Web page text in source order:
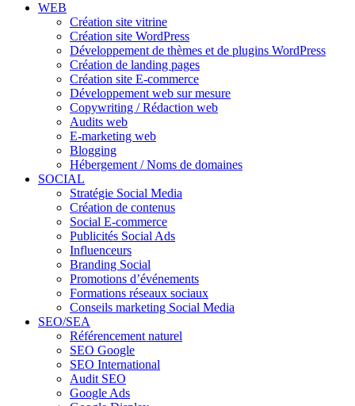
WEB
Création site vitrine
Création site WordPress
Développement de thèmes et de plugins WordPress
Création de landing pages
Création site E-commerce
Développement web sur mesure
Copywriting / Rédaction web
Audits web
E-marketing web
Blogging
Hébergement / Noms de domaines
SOCIAL
Stratégie Social Media
Création de contenus
Social E-commerce
Publicités Social Ads
Influenceurs
Branding Social
Promotions d’événements
Formations réseaux sociaux
Conseils marketing Social Media
SEO/SEA
Référencement naturel
SEO Google
SEO International
Audit SEO
Google Ads